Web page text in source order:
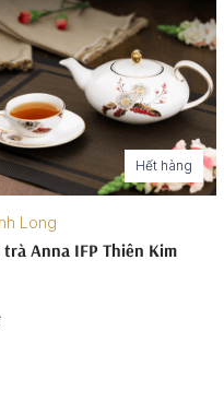
Hết hàng
Long
trà Anna IFP Thiên Kim